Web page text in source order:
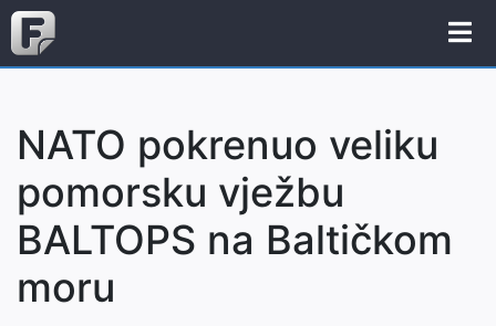
NATO pokrenuo veliku
pomorsku vježbu
BALTOPS na Baltičkom
moru